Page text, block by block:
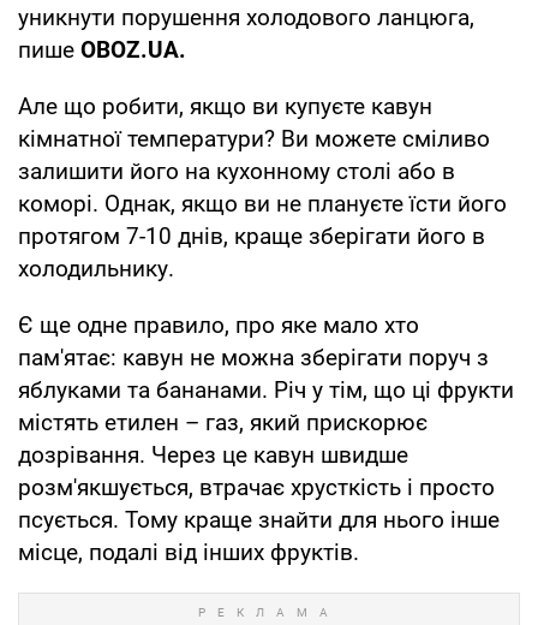
уникнути порушення холодового ланцюга,
пише OBOZ.UA.
Але що робити, якщо ви купуєте кавун
кімнатної температури? Ви можете сміливо
залишити його на кухонному столі або в
коморі. Однак, якщо ви не плануєте їсти його
протягом 7-10 днів, краще зберігати його в
холодильнику.
Є ще одне правило, про яке мало хто
пам'ятає: кавун не можна зберігати поруч з
яблуками та бананами. Річ у тім, що ці фрукти
містять етилен – газ, який прискорює
дозрівання. Через це кавун швидше
розм'якшується, втрачає хрусткість і просто
псується. Тому краще знайти для нього інше
місце, подалі від інших фруктів.